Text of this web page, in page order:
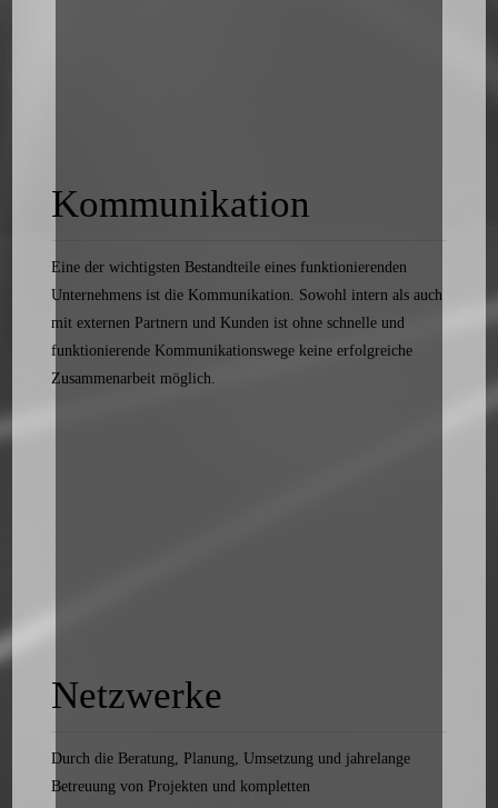
Kommunikation
Eine der wichtigsten Bestandteile eines funktionierenden
Unternehmens ist die Kommunikation. Sowohl intern als auch
mit externen Partnern und Kunden ist ohne schnelle und
funktionierende Kommunikationswege keine erfolgreiche
Zusammenarbeit möglich.
Netzwerke
Durch die Beratung, Planung, Umsetzung und jahrelange
Betreuung von Projekten und kompletten